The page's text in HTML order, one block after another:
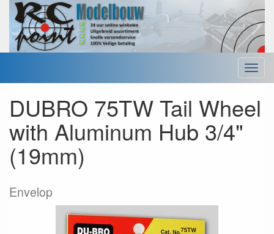
Menu
DUBRO 75TW Tail Wheel
with Aluminum Hub 3/4"
(19mm)
Envelop